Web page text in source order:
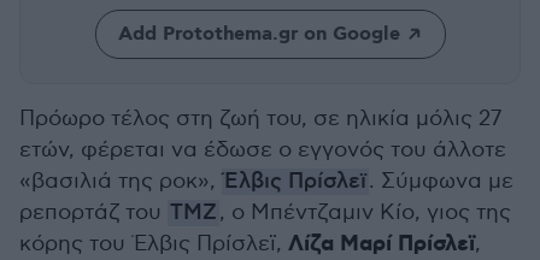
Add Protothema.gr on Google
Πρόωρο τέλος στη ζωή του, σε ηλικία μόλις 27
ετών, φέρεται να έδωσε ο εγγονός του άλλοτε
«βασιλιά της ροκ»,Έλβις Πρίσλεϊ. Σύμφωνα με
ρεπορτάζ του ΤΜΖ, ο Μπέντζαμιν Κίο, γιος της
κόρης του Έλβις Πρίσλεϊ, Λίζα Μαρί Πρίσλεϊ,